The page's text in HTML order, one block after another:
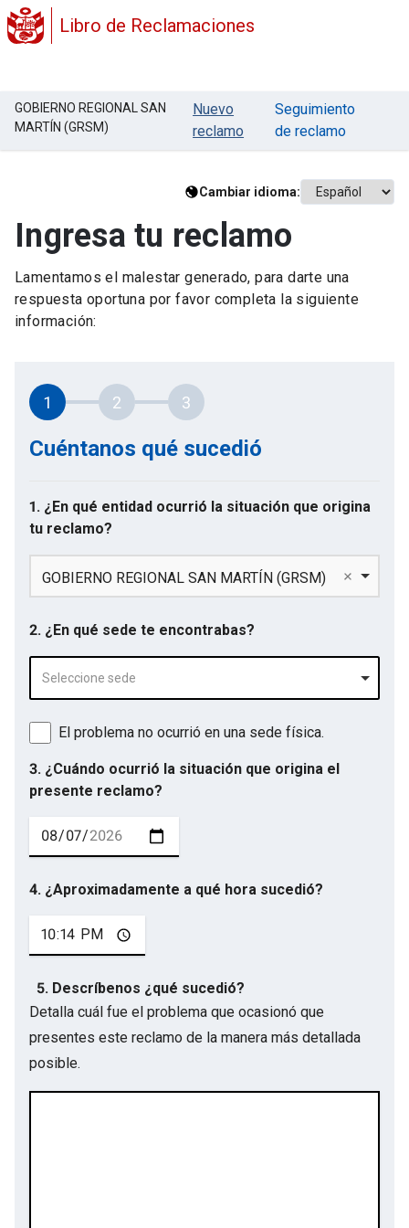
Libro de Reclamaciones
GOBIERNO REGIONAL SAN
MARTÍN (GRSM)
Nuevo
reclamo
Seguimiento
de reclamo
Cambiar idioma:
Ingresa tu reclamo
Lamentamos el malestar generado, para darte una
respuesta oportuna por favor completa la siguiente
información:
1 2 3
Cuéntanos qué sucedió
1. ¿En qué entidad ocurrió la situación que origina
tu reclamo?
GOBIERNO REGIONAL SAN MARTÍN (GRSM)
2. ¿En qué sede te encontrabas?
Seleccione sede
El problema no ocurrió en una sede física.
3. ¿Cuándo ocurrió la situación que origina el
presente reclamo?
4. ¿Aproximadamente a qué hora sucedió?
5. Descríbenos ¿qué sucedió?
Detalla cuál fue el problema que ocasionó que
presentes este reclamo de la manera más detallada
posible.